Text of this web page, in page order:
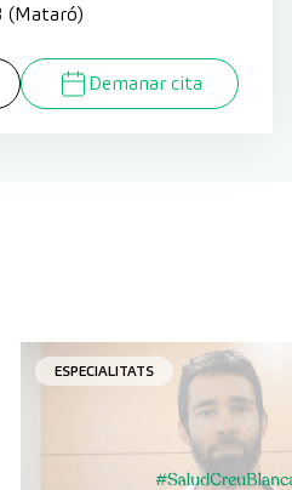
(Mataró)
Demanar cita
ESPECIALITATS